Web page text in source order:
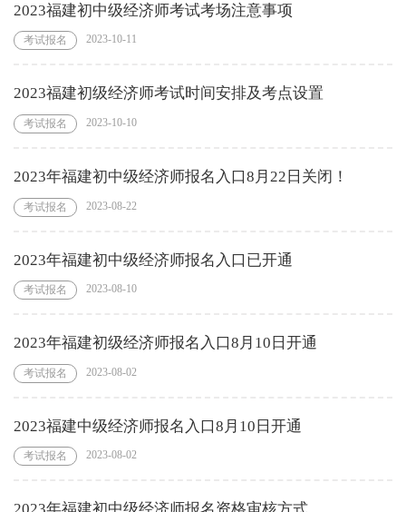
2023福建初中级经济师考试考场注意事项
考试报名 2023-10-11
2023福建初级经济师考试时间安排及考点设置
考试报名 2023-10-10
2023年福建初中级经济师报名入口8月22日关闭！
考试报名 2023-08-22
2023年福建初中级经济师报名入口已开通
考试报名 2023-08-10
2023年福建初级经济师报名入口8月10日开通
考试报名 2023-08-02
2023福建中级经济师报名入口8月10日开通
考试报名 2023-08-02